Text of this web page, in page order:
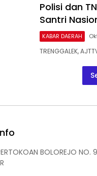
Polisi dan
Santri
KABAR DAERAH
TRENGGALEK,
BOLOREJO NO.